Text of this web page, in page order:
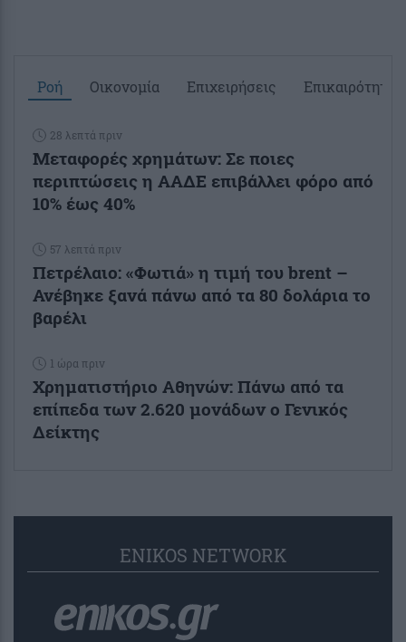
Ροή Οικονομία Επιχειρήσεις Επικαιρότητα
28 λεπτά πριν
Μεταφορές χρημάτων: Σε ποιες
περιπτώσεις η ΑΑΔΕ επιβάλλει φόρο από
10% έως 40%
57 λεπτά πριν
Πετρέλαιο: «Φωτιά» η τιμή του brent –
Ανέβηκε ξανά πάνω από τα 80 δολάρια το
βαρέλι
1 ώρα πριν
Χρηματιστήριο Αθηνών: Πάνω από τα
επίπεδα των 2.620 μονάδων ο Γενικός
Δείκτης
ENIKOS NETWORK